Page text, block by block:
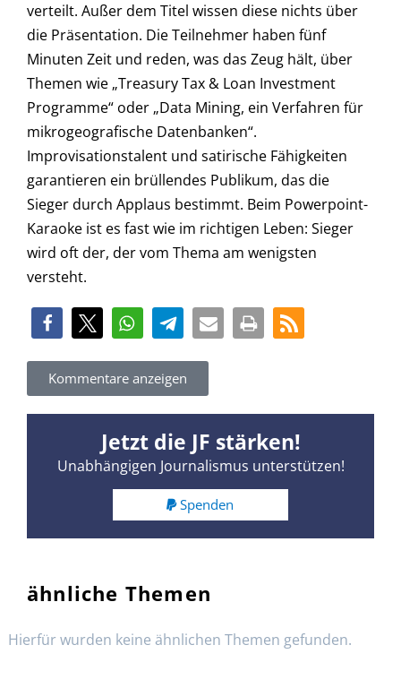
verteilt. Außer dem Titel wissen diese nichts über
die Präsentation. Die Teilnehmer haben fünf
Minuten Zeit und reden, was das Zeug hält, über
Themen wie „Treasury Tax & Loan Investment
Programme“ oder „Data Mining, ein Verfahren für
mikrogeografische Datenbanken“.
Improvisationstalent und satirische Fähigkeiten
garantieren ein brüllendes Publikum, das die
Sieger durch Applaus bestimmt. Beim Powerpoint-
Karaoke ist es fast wie im richtigen Leben: Sieger
wird oft der, der vom Thema am wenigsten
versteht.
Kommentare anzeigen
Jetzt die JF stärken!
Unabhängigen Journalismus unterstützen!
Spenden
ähnliche Themen
Hierfür wurden keine ähnlichen Themen gefunden.